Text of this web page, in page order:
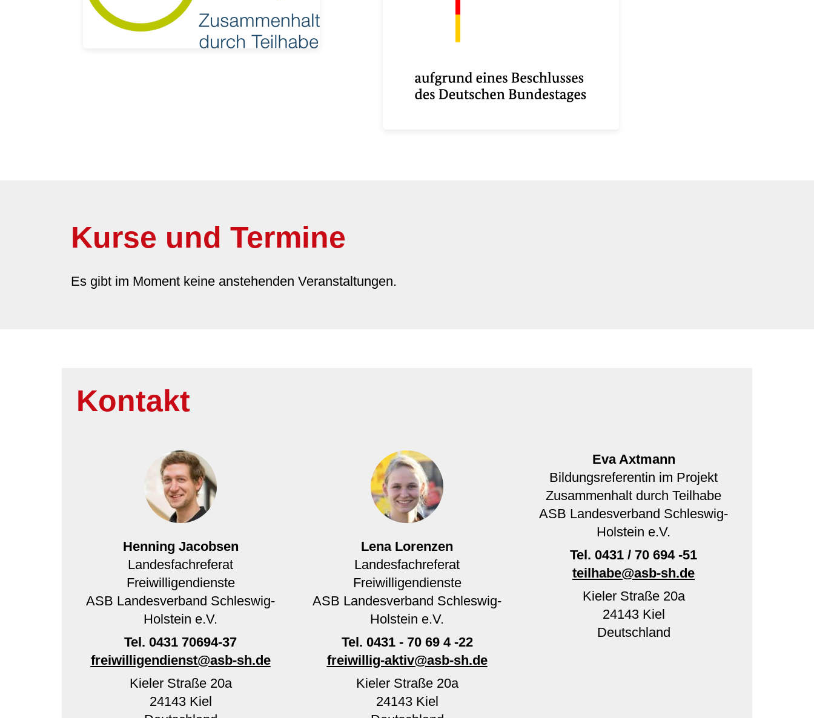
Kurse und Termine
Es gibt im Moment keine anstehenden Veranstaltungen.
Kontakt
Henning Jacobsen
Landesfachreferat
Freiwilligendienste
ASB Landesverband Schleswig-
Holstein e.V.
Tel. 0431 70694-37
freiwilligendienst@asb-sh.de
Kieler Straße 20a
24143 Kiel
Lena Lorenzen
Landesfachreferat
Freiwilligendienste
ASB Landesverband Schleswig-
Holstein e.V.
Tel. 0431 - 70 69 4 -22
freiwillig-aktiv@asb-sh.de
Kieler Straße 20a
24143 Kiel
Eva Axtmann
Bildungsreferentin im Projekt
Zusammenhalt durch Teilhabe
ASB Landesverband Schleswig-
Holstein e.V.
Tel. 0431 / 70 694 -51
teilhabe@asb-sh.de
Kieler Straße 20a
24143 Kiel
Deutschland